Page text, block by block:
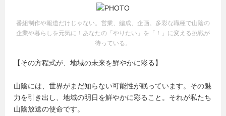
番組制作や報道だけじゃない。営業、編成、企画。多彩な職種で山陰の
企業や暮らしを元気に！あなたの「やりたい」を「！」に変える挑戦が
待っている。
【その方程式が、地域の未来を鮮やかに彩る】
山陰には、世界がまだ知らない可能性が眠っています。その魅
力を引き出し、地域の明日を鮮やかに彩ること。それが私たち
山陰放送の使命です。